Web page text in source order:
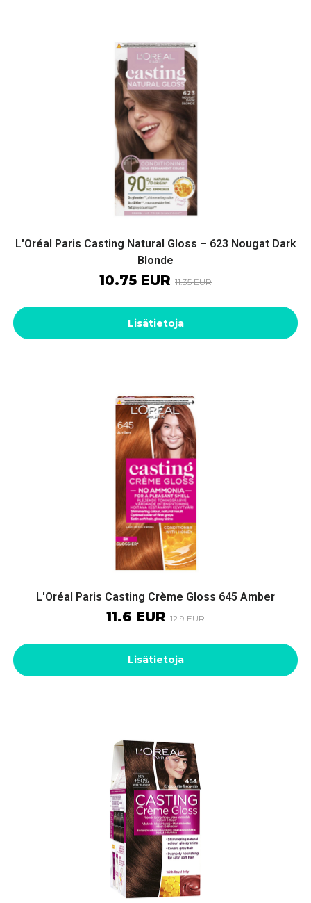
L'Oréal Paris Casting Natural Gloss – 623 Nougat Dark
Blonde
10.75 EUR 11.35 EUR
Lisätietoja
L'Oréal Paris Casting Crème Gloss 645 Amber
11.6 EUR 12.9 EUR
Lisätietoja